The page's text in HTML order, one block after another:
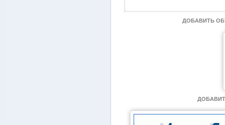
ДОБАВИТЬ